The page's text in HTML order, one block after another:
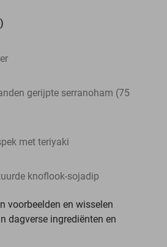
gerijpte serranoham (75
met teriyaki
knoflook-sojadip
voorbeelden en wisselen
dagverse ingrediënten en